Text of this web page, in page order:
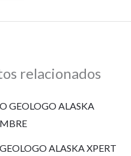
relacionados
ALASKA XPERT